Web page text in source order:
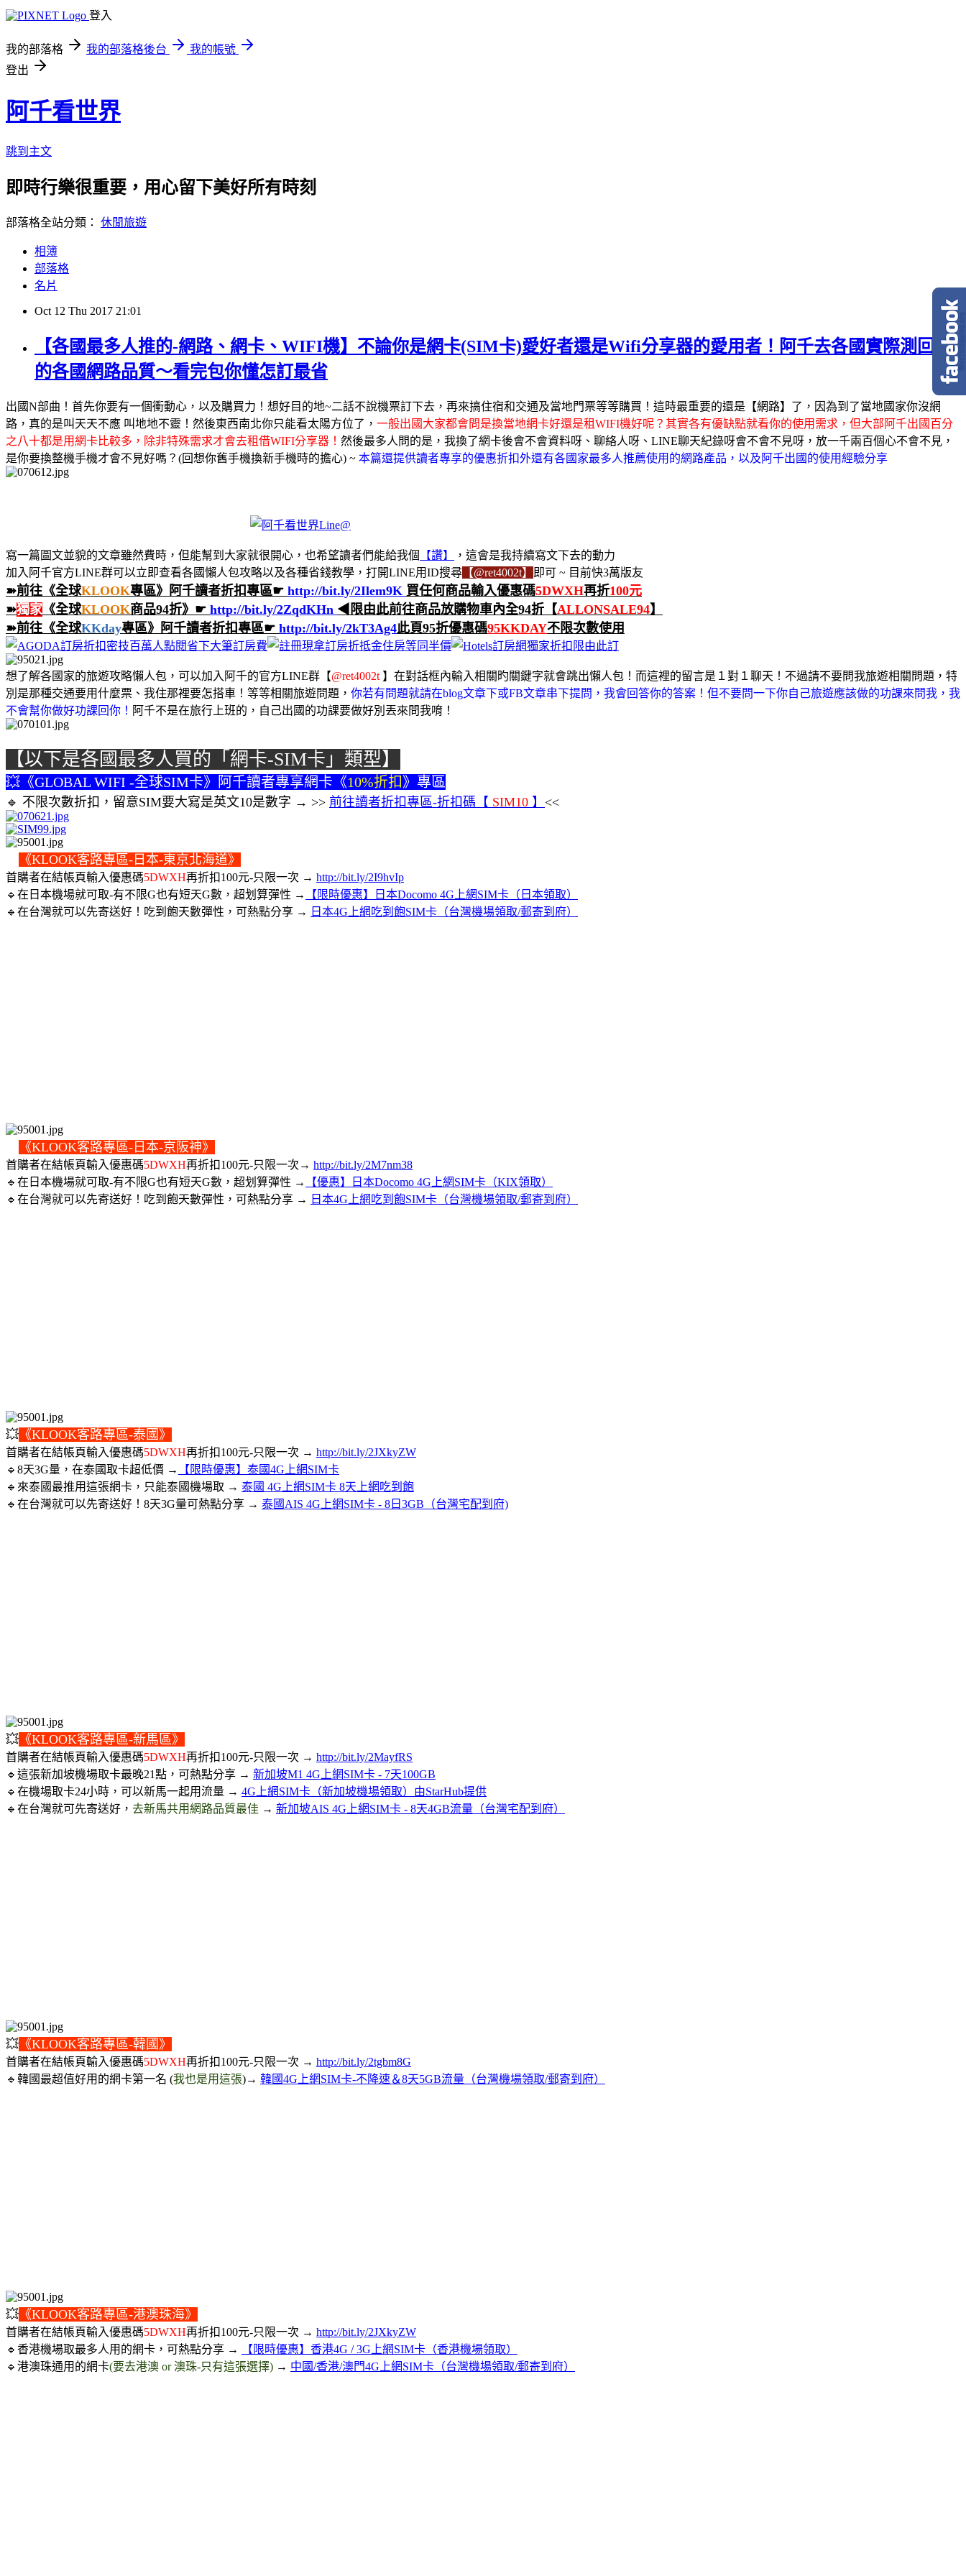
登入
我的部落格 我的部落格後台
我的帳號
登出
阿千看世界
跳到主文
即時行樂很重要，用心留下美好所有時刻
部落格全站分類： 休閒旅遊
相簿
部落格
名片
Oct 12 Thu 2017 21:01
【各國最多人推的-網路、網卡、WIFI機】不論你是網卡(SIM卡)愛好者還是Wifi分享器的愛用者！阿千去各國實際測回來
的各國網路品質～看完包你懂怎訂最省
出國N部曲！首先你要有一個衝動心，以及購買力！想好目的地~二話不說機票訂下去，再來搞住宿和交通及當地門票等等購買！這時最重要的還是【網路】了，因為到了當地國家你沒網
路，真的是叫天天不應 叫地地不靈！然後東西南北你只能看太陽方位了， 一般出國大家都會問是換當地網卡好還是租WIFI機好呢？其實各有優缺點就看你的使用需求，但大部阿千出國百分
之八十都是用網卡比較多，除非特殊需求才會去租借WIFI分享器！ 然後最多人問的是，我換了網卡後會不會資料呀、聊絡人呀、LINE聊天紀錄呀會不會不見呀，放一千兩百個心不會不見，
是你要換整機手機才會不見好嗎？(回想你舊手機換新手機時的擔心) ~ 本篇還提供讀者專享的優惠折扣外還有各國家最多人推薦使用的網路產品，以及阿千出國的使用經驗分享
寫一篇圖文並貌的文章雖然費時，但能幫到大家就很開心，也希望讀者們能給我個 【讚】
，這會是我持續寫文下去的動力
加入阿千官方LINE群可以立即查看各國懶人包攻略以及各種省錢教學，打開LINE用ID搜尋 【@ret4002t】 即可 ~ 目前快3萬版友
➽前往《全球KLOOK專區》阿千讀者折扣專區☛ http://bit.ly/2Ilem9K 買任何商品輸入優惠碼5DWXH再折100元
➽獨家 《全球KLOOK商品94折》☛ http://bit.ly/2ZqdKHn ◀限由此前往商品放購物車內全94折【ALLONSALE94】
➽前往《全球KKday專區》阿千讀者折扣專區☛ http://bit.ly/2kT3Ag4此頁95折優惠碼95KKDAY不限次數使用
想了解各國家的旅遊攻略懶人包，可以加入阿千的官方LINE群【@ret4002t 】在對話框內輸入相關旳關鍵字就會跳出懶人包！而這裡的留言是１對１聊天！不過請不要問我旅遊相關問題，特
別是那種交通要用什麼票、我住那裡要怎搭車！等等相關旅遊問題， 你若有問題就請在blog文章下或FB文章串下提問，我會回答你的答案！但不要問一下你自己旅遊應該做的功課來問我，我
不會幫你做好功課回你！ 阿千不是在旅行上班的，自己出國的功課要做好別丟來問我唷！
【以下是各國最多人買的「網卡-SIM卡」類型】
💥《GLOBAL WIFI -全球SIM卡》阿千讀者專享網卡《10%折扣》專區
🔹 不限次數折扣，留意SIM要大寫是英文10是數字 → >> 前往讀者折扣專區-折扣碼【 SIM10 】 <<
《KLOOK客路專區-日本-東京北海道》
首購者在結帳頁輸入優惠碼5DWXH再折扣100元-只限一次 → http://bit.ly/2I9hvIp
🔹在日本機場就可取-有不限G也有短天G數，超划算彈性 →
【限時優惠】日本Docomo 4G上網SIM卡（日本領取）
🔹在台灣就可以先寄送好！吃到飽天數彈性，可熱點分享 →
日本4G上網吃到飽SIM卡（台灣機場領取/郵寄到府）
《KLOOK客路專區-日本-京阪神》
首購者在結帳頁輸入優惠碼5DWXH再折扣100元-只限一次→ http://bit.ly/2M7nm38
🔹在日本機場就可取-有不限G也有短天G數，超划算彈性 →
【優惠】日本Docomo 4G上網SIM卡（KIX領取）
🔹在台灣就可以先寄送好！吃到飽天數彈性，可熱點分享 →
日本4G上網吃到飽SIM卡（台灣機場領取/郵寄到府）
💥 《KLOOK客路專區-泰國》
首購者在結帳頁輸入優惠碼5DWXH再折扣100元-只限一次 → http://bit.ly/2JXkyZW
🔹8天3G量，在泰國取卡超低價 →
【限時優惠】泰國4G上網SIM卡
🔹來泰國最推用這張網卡，只能泰國機場取 → 泰國 4G上網SIM卡 8天上網吃到飽
🔹在台灣就可以先寄送好！8天3G量可熱點分享 → 泰國AIS 4G上網SIM卡 - 8日3GB（台灣宅配到府)
💥 《KLOOK客路專區-新馬區》
首購者在結帳頁輸入優惠碼5DWXH再折扣100元-只限一次 → http://bit.ly/2MayfRS
🔹這張新加坡機場取卡最晚21點，可熱點分享 → 新加坡M1 4G上網SIM卡 - 7天100GB
🔹在機場取卡24小時，可以新馬一起用流量 → 4G上網SIM卡（新加坡機場領取）由StarHub提供
🔹在台灣就可先寄送好， 去新馬共用網路品質最佳 → 新加坡AIS 4G上網SIM卡 - 8天4GB流量（台灣宅配到府）
💥 《KLOOK客路專區-韓國》
首購者在結帳頁輸入優惠碼5DWXH再折扣100元-只限一次 → http://bit.ly/2tgbm8G
🔹韓國最超值好用的網卡第一名 (我也是用這張)→ 韓國4G上網SIM卡-不降速＆8天5GB流量（台灣機場領取/郵寄到府）
💥 《KLOOK客路專區-港澳珠海》
首購者在結帳頁輸入優惠碼5DWXH再折扣100元-只限一次 → http://bit.ly/2JXkyZW
🔹香港機場取最多人用的網卡，可熱點分享 →
【限時優惠】香港4G / 3G上網SIM卡（香港機場領取）
🔹港澳珠通用的網卡(要去港澳 or 澳珠-只有這張選擇) → 中國/香港/澳門4G上網SIM卡（台灣機場領取/郵寄到府）